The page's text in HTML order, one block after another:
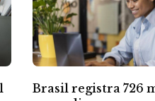
Brasil registra 726